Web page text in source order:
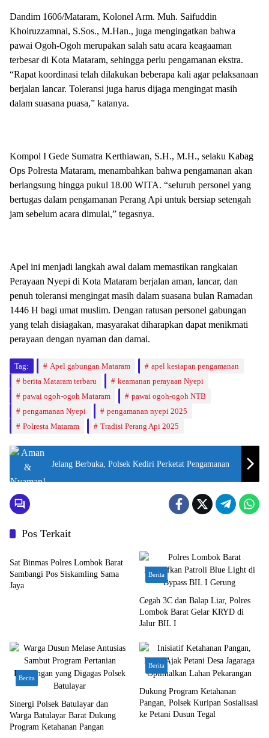
Dandim 1606/Mataram, Kolonel Arm. Muh. Saifuddin
Khoiruzzamnai, S.Sos., M.Han., juga mengingatkan bahwa
pawai Ogoh-Ogoh merupakan salah satu acara keagaaman
terbesar di Kota Mataram, sehingga perlu pengamanan ekstra.
“Rapat koordinasi telah dilakukan beberapa kali agar pelaksanaan
berjalan lancar. Toleransi juga harus dijaga mengingat masih
dalam suasana puasa,” katanya.
Kompol I Gede Sumatra Kerthiawan, S.H., M.H., selaku Kabag
Ops Polresta Mataram, menambahkan bahwa pengamanan akan
berlangsung hingga pukul 18.00 WITA. “seluruh personel yang
bertugas dalam pengamanan Perang Api untuk bersiap setengah
jam sebelum acara dimulai,” tegasnya.
Apel ini menjadi langkah awal dalam memastikan rangkaian
Perayaan Nyepi di Kota Mataram berjalan aman, lancar, dan
penuh toleransi mengingat masih dalam suasana bulan Ramadan
1446 H bagi umat muslim. Dengan ratusan personel gabungan
yang telah disiagakan, masyarakat diharapkan dapat menikmati
perayaan dengan nyaman dan damai.
Tag: Apel gabungan Mataram
apel kesiapan pengamanan
berita Mataram terbaru
keamanan perayaan Nyepi
pawai ogoh-ogoh Mataram
pawai ogoh-ogoh NTB
pengamanan Nyepi
pengamanan nyepi 2025
Polresta Mataram
Tradisi Perang Api 2025
Jelang Berbuka, Polsek Kediri Perketat Pengamanan
Pos Terkait
Berita
Sat Binmas Polres Lombok Barat
Sambangi Pos Siskamling Sama
Jaya
Berita
Cegah 3C dan Balap Liar, Polres
Lombok Barat Gelar KRYD di
Jalur BIL I
Berita
Sinergi Polsek Batulayar dan
Warga Batulayar Barat Dukung
Program Ketahanan Pangan
Berita
Dukung Program Ketahanan
Pangan, Polsek Kuripan Sosialisasi
ke Petani Dusun Tegal
Berita